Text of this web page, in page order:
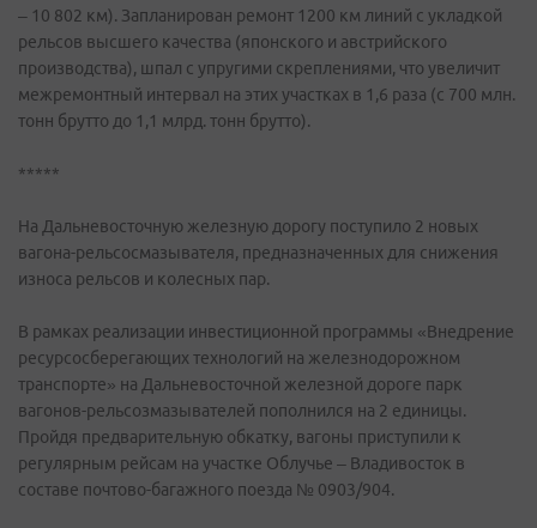
– 10 802 км). Запланирован ремонт 1200 км линий с укладкой
рельсов высшего качества (японского и австрийского
производства), шпал с упругими скреплениями, что увеличит
межремонтный интервал на этих участках в 1,6 раза (с 700 млн.
тонн брутто до 1,1 млрд. тонн брутто).
*****
На Дальневосточную железную дорогу поступило 2 новых
вагона-рельсосмазывателя, предназначенных для снижения
износа рельсов и колесных пар.
В рамках реализации инвестиционной программы «Внедрение
ресурсосберегающих технологий на железнодорожном
транспорте» на Дальневосточной железной дороге парк
вагонов-рельсозмазывателей пополнился на 2 единицы.
Пройдя предварительную обкатку, вагоны приступили к
регулярным рейсам на участке Облучье – Владивосток в
составе почтово-багажного поезда № 0903/904.